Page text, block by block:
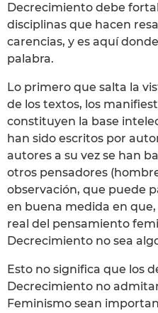
Decrecimiento debe
disciplinas que hacen
carencias, y es aquí
palabra.
Lo primero que salta la
de los textos, los
constituyen la base
han sido escritos por
autores a su vez se han
otros pensadores
observación, que puede
en buena medida en
real del pensamiento
Decrecimiento no sea
Esto no significa que los
Decrecimiento no
Feminismo sean